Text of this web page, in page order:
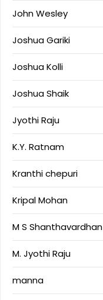
John Wesley
Joshua Gariki
Joshua Kolli
Joshua Shaik
Jyothi Raju
K.Y. Ratnam
Kranthi chepuri
Kripal Mohan
M S Shanthavardhan
M. Jyothi Raju
manna